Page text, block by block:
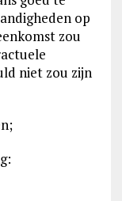
op
zou
niet zou zijn